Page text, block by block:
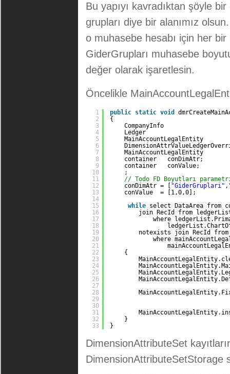
Bu yapıyı kavradıktan şöyle
grupları diye bir alanımız
o muhasebe hesabı için her
GiderGrupları muhasebe
değer olarak işaretlesin.
Öncelikle
1
2
3
4
5
6
7
8
9
10
11
12
13
14
15
16
17
18
19
20
21
22
23
24
25
26
27
28
29
30
31
32
33
public static void
{
CompanyInfo
Ledger
MainAccountLegalEntity
MainAccountLegalEntity
container   conDimAtr;
container   conValue;
;
// Todo FD Boyutları
conDimAtr = [
"GiderGruplari" ,
conValue  = [1,0,0];
while select DataArea from
join RecId from
where
notexists join RecId from
where
{
}
}
DimensionAttributeSet
DimensionAttributeSetStorage